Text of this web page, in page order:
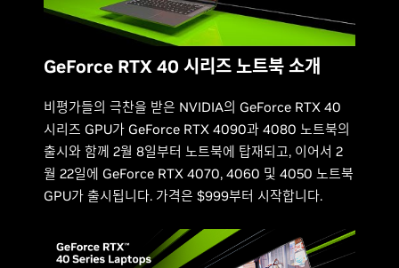
GeForce RTX 40 시리즈 노트북 소개
비평가들의 극찬을 받은 NVIDIA의 GeForce RTX 40
시리즈 GPU가 GeForce RTX 4090과 4080 노트북의
출시와 함께 2월 8일부터 노트북에 탑재되고, 이어서 2
월 22일에 GeForce RTX 4070, 4060 및 4050 노트북
GPU가 출시됩니다. 가격은 $999부터 시작합니다.